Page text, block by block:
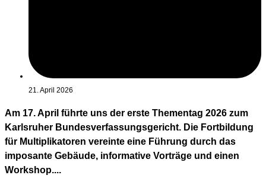
21. April 2026
Am 17. April führte uns der erste Thementag 2026 zum
Karlsruher Bundesverfassungsgericht. Die Fortbildung
für Multiplikatoren vereinte eine Führung durch das
imposante Gebäude, informative Vorträge und einen
Workshop....